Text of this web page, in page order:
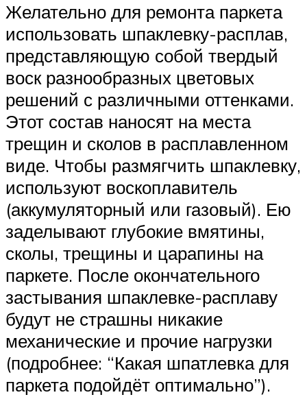
Желательно для ремонта паркета
использовать шпаклевку-расплав,
представляющую собой твердый
воск разнообразных цветовых
решений с различными оттенками.
Этот состав наносят на места
трещин и сколов в расплавленном
виде. Чтобы размягчить шпаклевку,
используют воскоплавитель
(аккумуляторный или газовый). Ею
заделывают глубокие вмятины,
сколы, трещины и царапины на
паркете. После окончательного
застывания шпаклевке-расплаву
будут не страшны никакие
механические и прочие нагрузки
(подробнее: “Какая шпатлевка для
паркета подойдёт оптимально”).